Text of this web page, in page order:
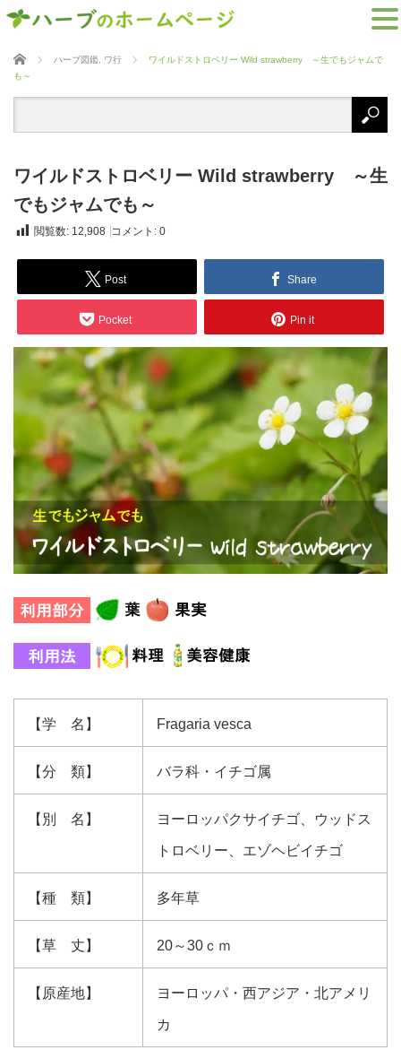
ホーム ハーブ図鑑 ワ行
ワイルドストロベリー Wild strawberry ～生でもジャムで
も～
ワイルドストロベリー Wild strawberry ～生
でもジャムでも～
閲覧数: 12,908 コメント: 0
Post Share
Pocket Pin it
【学 名】 Fragaria vesca
【分 類】 バラ科・イチゴ属
【別 名】 ヨーロッパクサイチゴ、ウッドス
トロベリー、エゾヘビイチゴ
【種 類】 多年草
【草 丈】 20～30ｃｍ
【原産地】 ヨーロッパ・西アジア・北アメリ
カ